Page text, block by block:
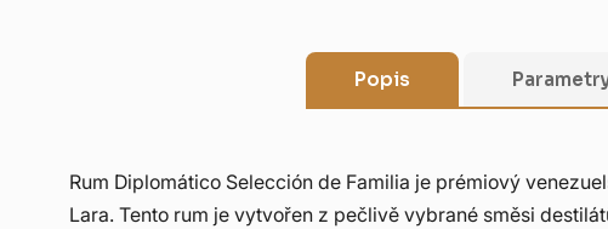
Popis
Rum Diplomático Selección de Familia je prémiový
Lara. Tento rum je vytvořen z pečlivě vybrané směsi